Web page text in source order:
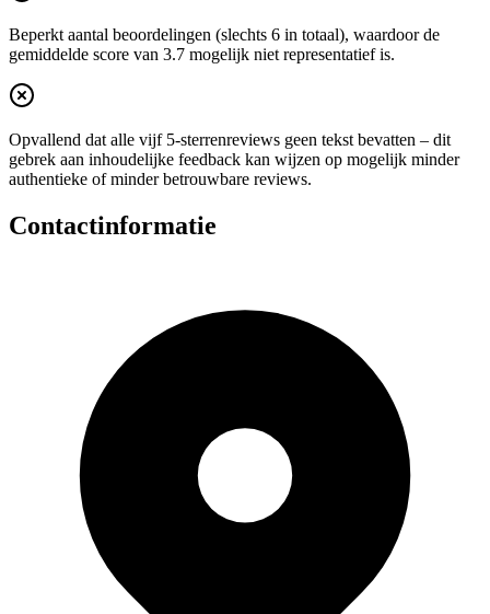
Beperkt aantal beoordelingen (slechts 6 in totaal), waardoor de
gemiddelde score van 3.7 mogelijk niet representatief is.
Opvallend dat alle vijf 5‑sterrenreviews geen tekst bevatten – dit
gebrek aan inhoudelijke feedback kan wijzen op mogelijk minder
authentieke of minder betrouwbare reviews.
Contactinformatie